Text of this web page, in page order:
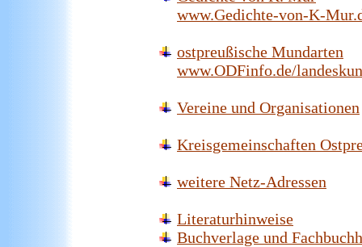
www.Gedichte-von-K-
ostpreußische Mundarten
www.ODFinfo.de/
Vereine und Organisationen
Kreisgemeinschaften
weitere Netz-Adressen
Literaturhinweise
Buchverlage und